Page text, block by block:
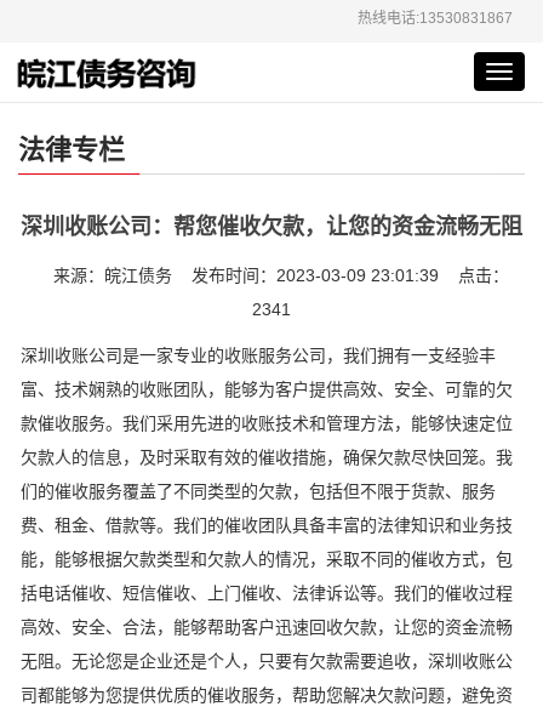
热线电话:13530831867
法律专栏
深圳收账公司：帮您催收欠款，让您的资金流畅无阻
来源：皖江债务 发布时间：2023-03-09 23:01:39 点击：
2341
深圳收账公司是一家专业的收账服务公司，我们拥有一支经验丰
富、技术娴熟的收账团队，能够为客户提供高效、安全、可靠的欠
款催收服务。我们采用先进的收账技术和管理方法，能够快速定位
欠款人的信息，及时采取有效的催收措施，确保欠款尽快回笼。我
们的催收服务覆盖了不同类型的欠款，包括但不限于货款、服务
费、租金、借款等。我们的催收团队具备丰富的法律知识和业务技
能，能够根据欠款类型和欠款人的情况，采取不同的催收方式，包
括电话催收、短信催收、上门催收、法律诉讼等。我们的催收过程
高效、安全、合法，能够帮助客户迅速回收欠款，让您的资金流畅
无阻。无论您是企业还是个人，只要有欠款需要追收，深圳收账公
司都能够为您提供优质的催收服务，帮助您解决欠款问题，避免资